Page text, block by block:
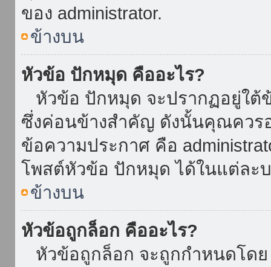
ของ administrator.
ข้างบน
หัวข้อ ปักหมุด คืออะไร?
หัวข้อ ปักหมุด จะปรากฏอยู่ใต้
ซึ่งค่อนข้างสำคัญ ดังนั้นคุณควร
ข้อความประกาศ คือ
โพสต์หัวข้อ ปักหมุด ได้ในแต่ละ
ข้างบน
หัวข้อถูกล็อก คืออะไร?
หัวข้อถูกล็อก จะถูกกำหนดโดย